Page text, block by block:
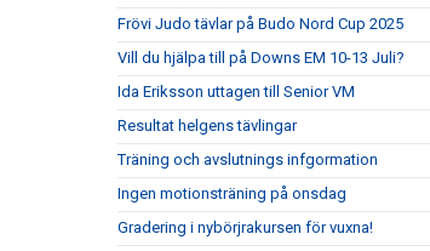
Frövi Judo tävlar på Budo Nord Cup 2025
Vill du hjälpa till på Downs EM 10-13 Juli?
Ida Eriksson uttagen till Senior VM
Resultat helgens tävlingar
Träning och avslutnings infgormation
Ingen motionsträning på onsdag
Gradering i nybörjrakursen för vuxna!